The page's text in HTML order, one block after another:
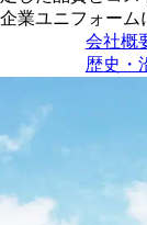
企業ユニフォーム
会社概
歴史・